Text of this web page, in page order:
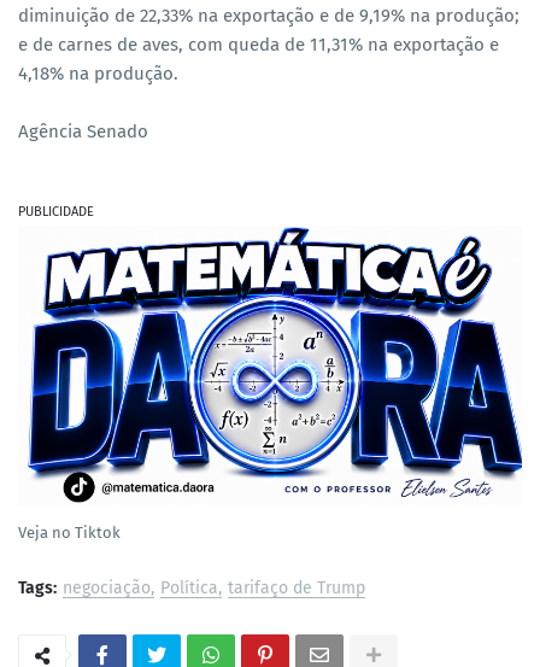
diminuição de 22,33% na exportação e de 9,19% na produção;
e de carnes de aves, com queda de 11,31% na exportação e
4,18% na produção.
Agência Senado
PUBLICIDADE
Veja no Tiktok
Tags: negociação Política tarifaço de Trump